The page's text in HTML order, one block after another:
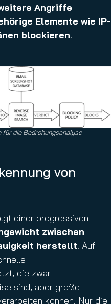
Angriffe
Elemente wie IP-
blockieren.
für die Bedrohungsanalyse
von
einer progressiven
zwischen
herstellt. Auf
die zwar
sind, aber große
können. Nur die